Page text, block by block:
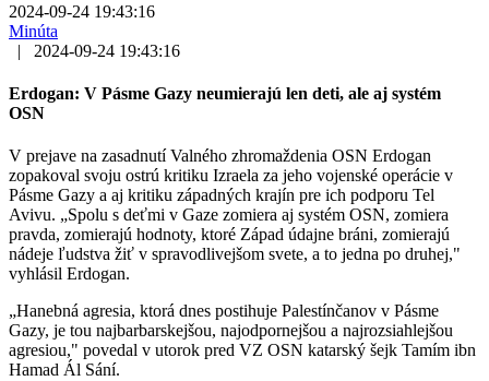
2024-09-24 19:43:16
Minúta
|
2024-09-24 19:43:16
Erdogan: V Pásme Gazy neumierajú len deti, ale aj systém
OSN
V prejave na zasadnutí Valného zhromaždenia OSN Erdogan
zopakoval svoju ostrú kritiku Izraela za jeho vojenské operácie v
Pásme Gazy a aj kritiku západných krajín pre ich podporu Tel
Avivu. „Spolu s deťmi v Gaze zomiera aj systém OSN, zomiera
pravda, zomierajú hodnoty, ktoré Západ údajne bráni, zomierajú
nádeje ľudstva žiť v spravodlivejšom svete, a to jedna po druhej,"
vyhlásil Erdogan.
„Hanebná agresia, ktorá dnes postihuje Palestínčanov v Pásme
Gazy, je tou najbarbarskejšou, najodpornejšou a najrozsiahlejšou
agresiou," povedal v utorok pred VZ OSN katarský šejk Tamím ibn
Hamad Ál Sání.